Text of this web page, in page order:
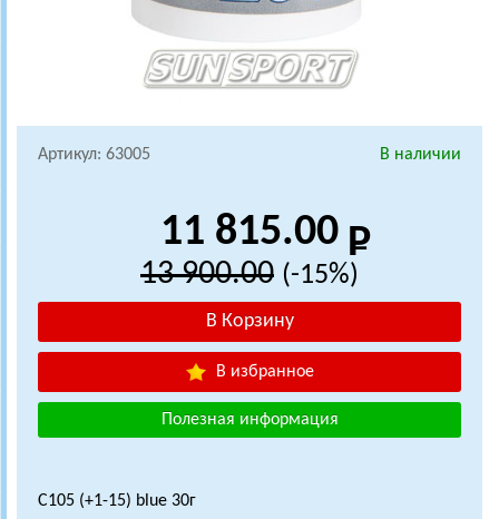
Артикул: 63005 В наличии
11 815.00
13 900.00 (-15%)
В избранное
Полезная информация
C105 (+1-15) blue 30г